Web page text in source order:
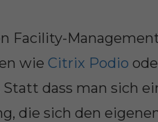
Facility-
wie Citrix Podio
dass man sich
die sich den